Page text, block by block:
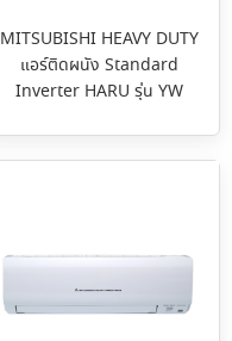
MITSUBISHI HEAVY DUTY
แอร์ติดผนัง Standard
Inverter HARU รุ่น YW